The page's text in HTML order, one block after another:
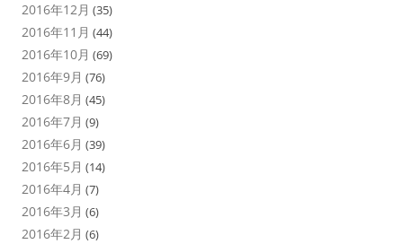
2016年12月 (35)
2016年11月 (44)
2016年10月 (69)
2016年9月 (76)
2016年8月 (45)
2016年7月 (9)
2016年6月 (39)
2016年5月 (14)
2016年4月 (7)
2016年3月 (6)
2016年2月 (6)